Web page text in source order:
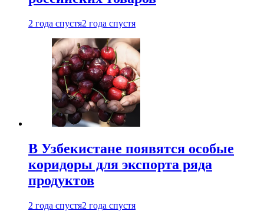
2 года спустя2 года спустя
В Узбекистане появятся особые
коридоры для экспорта ряда
продуктов
2 года спустя2 года спустя